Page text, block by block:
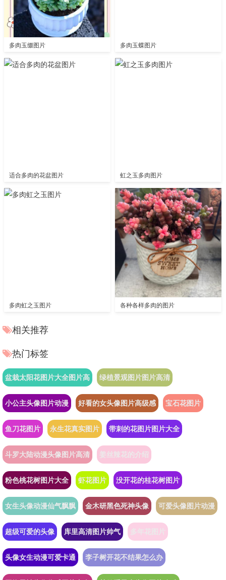
多肉玉缀图片 多肉玉蝶图片
适合多肉的花盆图片 虹之玉多肉图片
多肉虹之玉图片 各种各样多肉的图片
相关推荐
热门标签
盆栽太阳花图片大全图片高 绿植景观图片图片高清
小公主头像图片动漫 好看的女头像图片高级感 宝石花图片
鱼刀花图片 永生花真实图片 带刺的花图片图片大全
斗罗大陆动漫头像图片高清 姜丝辣花的介绍
粉色桃花树图片大全 虾花图片 没开花的桂花树图片
女生头像动漫仙气飘飘 金木研黑色死神头像 可爱头像图片动漫
超级可爱的头像 库里高清图片帅气 多年花图片
头像女生动漫可爱卡通 李子树开花不结果怎么办